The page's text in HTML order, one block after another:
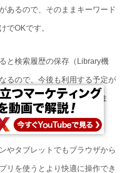
あるので、そのままキーワード
でOKです。
と検索履歴の保存（Library機
るので、今後も利用する予定が
しておくことをおすすめしま
やタブレットでもブラウザから
リを使うとより快適に操作でき